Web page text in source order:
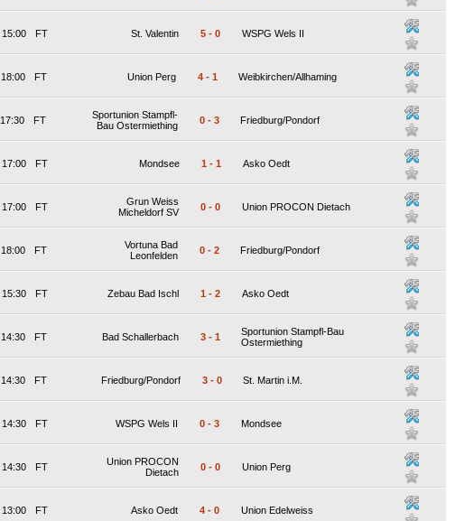
FT
15:00 St. Valentin 5 - 0 WSPG Wels II
FT
18:00 Union Perg 4 - 1 Weibkirchen/Allhaming
FT
17:30
Sportunion Stampfl-
Bau Ostermiething
0 - 3 Friedburg/Pondorf
FT
17:00 Mondsee 1 - 1 Asko Oedt
FT
17:00
Grun Weiss
Micheldorf SV
0 - 0 Union PROCON Dietach
FT
18:00
Vortuna Bad
Leonfelden
0 - 2 Friedburg/Pondorf
FT
15:30 Zebau Bad Ischl 1 - 2 Asko Oedt
FT
14:30 Bad Schallerbach 3 - 1
Sportunion Stampfl-Bau
Ostermiething
FT
14:30 Friedburg/Pondorf 3 - 0 St. Martin i.M.
FT
14:30 WSPG Wels II 0 - 3 Mondsee
FT
14:30
Union PROCON
Dietach
0 - 0 Union Perg
FT
13:00 Asko Oedt 4 - 0 Union Edelweiss